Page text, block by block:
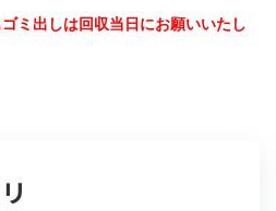
ミ出しは回収当日にお願いいたし